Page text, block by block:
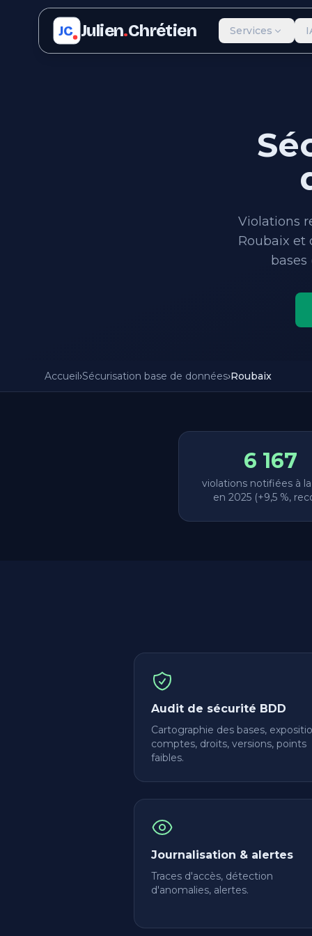
JC Julien.Chrétien Services
Violations
Roubaix et
bases
Accueil›Sécurisation base de données›Roubaix
6 167
violations notifiées à
en 2025 (+9,5 %,
Audit de sécurité BDD
Cartographie des bases,
comptes, droits, versions, points
faibles.
Journalisation & alertes
Traces d'accès, détection
d'anomalies, alertes.